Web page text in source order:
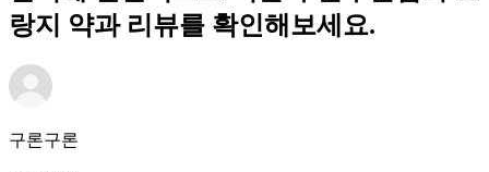
랑지 약과 리뷰를 확인해보세요.
구론구론